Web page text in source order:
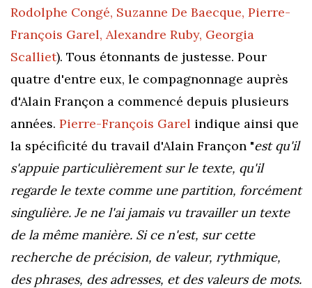
Rodolphe Congé, Suzanne De Baecque, Pierre-
François Garel, Alexandre Ruby, Georgia
Scalliet). Tous étonnants de justesse. Pour
quatre d'entre eux, le compagnonnage auprès
d'Alain Françon a commencé depuis plusieurs
années. Pierre-François Garel indique ainsi que
la spécificité du travail d'Alain Françon "est qu'il
s'appuie particulièrement sur le texte, qu'il
regarde le texte comme une partition, forcément
singulière. Je ne l'ai jamais vu travailler un texte
de la même manière. Si ce n'est, sur cette
recherche de précision, de valeur, rythmique,
des phrases, des adresses, et des valeurs de mots.